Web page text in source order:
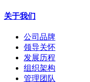
关于我们
公司品牌
领导关怀
发展历程
组织架构
管理团队